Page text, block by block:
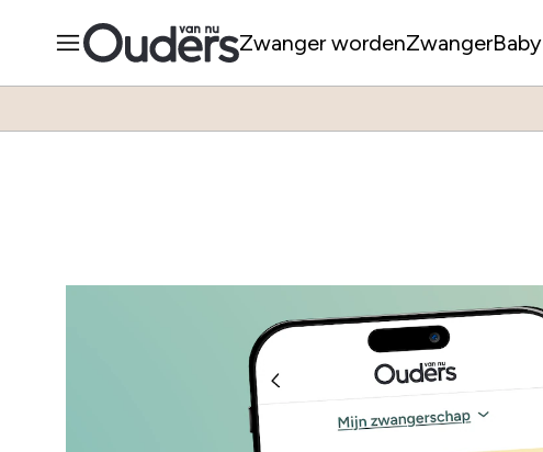
Zwanger wordenZwangerBaby